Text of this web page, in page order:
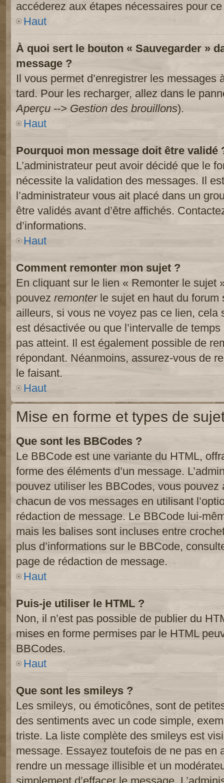
accéderez aux étapes nécessaires pour
Haut
À quoi sert le bouton « Sauvegarder »
message ?
Il vous permet d’enregistrer les messages
tard. Pour les recharger, allez dans le
Aperçu --> Gestion des brouillons).
Haut
Pourquoi mon message doit être validé
L’administrateur peut avoir décidé que le
nécessite la validation des messages. Il
l’administrateur vous ait placé dans un
être validés avant d’être affichés.
d’informations.
Haut
Comment remonter mon sujet ?
En cliquant sur le lien « Remonter le sujet
pouvez remonterle sujet en haut du forum
ailleurs, si vous ne voyez pas ce lien, cela
est désactivée ou que l’intervalle de
pas atteint. Il est également possible de
répondant. Néanmoins, assurez-vous de
le faisant.
Haut
Mise en forme et types de
Que sont les BBCodes ?
Le BBCode est une variante du HTML,
forme des éléments d’un message.
pouvez utiliser les BBCodes, vous
chacun de vos messages en utilisant
rédaction de message. Le BBCode lui-
mais les balises sont incluses entre
plus d’informations sur le BBCode,
page de rédaction de message.
Haut
Puis-je utiliser le HTML ?
Non, il n’est pas possible de publier du
mises en forme permises par le HTML
BBCodes.
Haut
Que sont les smileys ?
Les smileys, ou émoticônes, sont de
des sentiments avec un code simple,
triste. La liste complète des smileys est
message. Essayez toutefois de ne pas en
rendre un message illisible et un